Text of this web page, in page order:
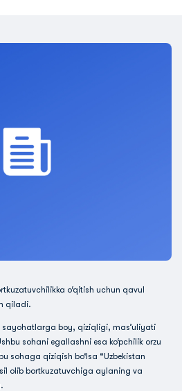
o‘qitish uchun qavul
qiladi.
sayohatlarga boy, qiziqligi, mas’uliyati
sohani egallashni esa ko‘pchilik orzu
sohaga qiziqish bo‘lsa “Uzbekistan
olib bortkuzatuvchiga aylaning va